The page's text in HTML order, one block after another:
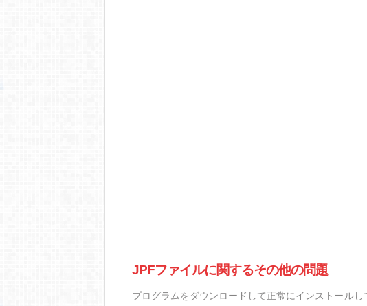
JPFファイルに関するその他の問題
プログラムをダウンロードして正常にインストール